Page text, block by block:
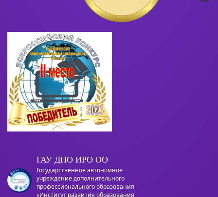
ГАУ ДПО ИРО ОО
Государственное автономное
учреждение дополнительного
профессионального образования
«Институт развития образования